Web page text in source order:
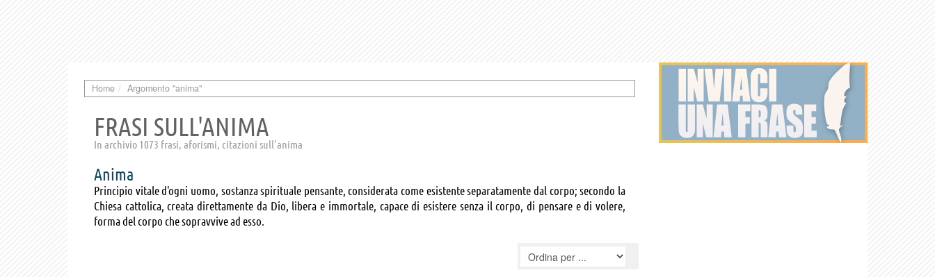
Home Argomento "anima"
FRASI SULL'ANIMA
In archivio 1073 frasi, aforismi, citazioni sull'anima
Anima
Principio vitale d'ogni uomo, sostanza spirituale pensante, considerata come esistente separatamente dal corpo; secondo la
Chiesa cattolica, creata direttamente da Dio, libera e immortale, capace di esistere senza il corpo, di pensare e di volere,
forma del corpo che sopravvive ad esso.